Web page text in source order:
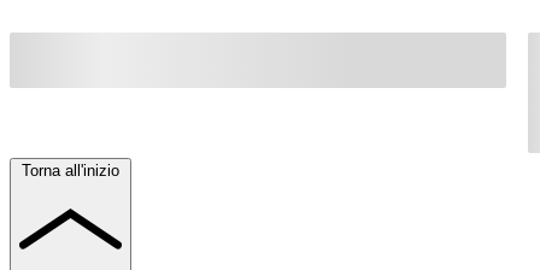
Torna all'inizio